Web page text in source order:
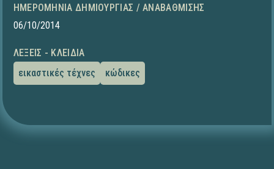
ΗΜΕΡΟΜΗΝΊΑ ΔΗΜΙΟΥΡΓΊΑΣ / ΑΝΑΒΆΘΜΙΣΗΣ
06/10/2014
ΛΈΞΕΙΣ - ΚΛΕΙΔΙΆ
εικαστικές τέχνες
κώδικες